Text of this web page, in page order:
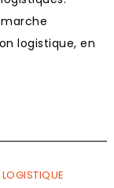
logistique, en